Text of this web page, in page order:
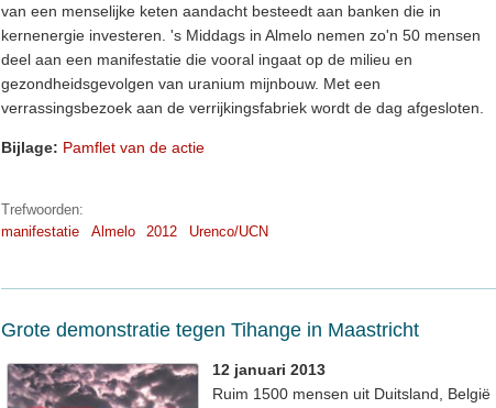
van een menselijke keten aandacht besteedt aan banken die in
kernenergie investeren. 's Middags in Almelo nemen zo'n 50 mensen
deel aan een manifestatie die vooral ingaat op de milieu en
gezondheidsgevolgen van uranium mijnbouw. Met een
verrassingsbezoek aan de verrijkingsfabriek wordt de dag afgesloten.
Bijlage: Pamflet van de actie
Trefwoorden:
manifestatie
Almelo 2012 Urenco/UCN
Grote demonstratie tegen Tihange in Maastricht
12 januari 2013
Ruim 1500 mensen uit Duitsland, België